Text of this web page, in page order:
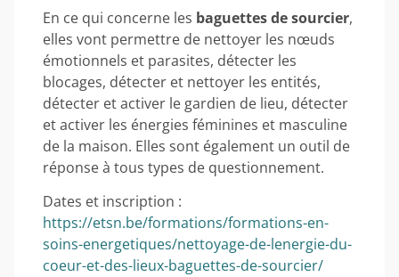
En ce qui concerne les baguettes de sourcier,
elles vont permettre de nettoyer les nœuds
émotionnels et parasites, détecter les
blocages, détecter et nettoyer les entités,
détecter et activer le gardien de lieu, détecter
et activer les énergies féminines et masculine
de la maison. Elles sont également un outil de
réponse à tous types de questionnement.
Dates et inscription :
https://etsn.be/formations/formations-en-
soins-energetiques/nettoyage-de-lenergie-du-
coeur-et-des-lieux-baguettes-de-sourcier/